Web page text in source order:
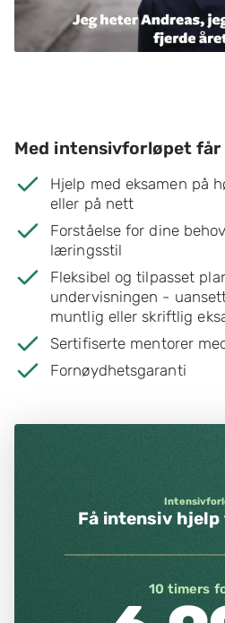
Med intensivforløpet får
Hjelp med eksamen på
eller på nett
Forståelse for dine
læringsstil
Fleksibel og tilpasset
undervisningen -
muntlig eller skriftlig
Sertifiserte mentorer
Fornøydhetsgaranti
Få intensiv
10 timers